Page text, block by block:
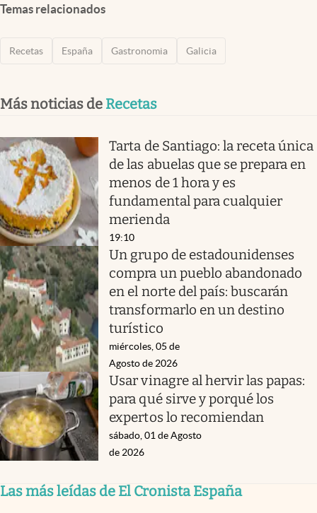
Temas relacionados
Recetas España Gastronomia Galicia
Más noticias de Recetas
Tarta de Santiago: la receta única
de las abuelas que se prepara en
menos de 1 hora y es
fundamental para cualquier
merienda
19:10
Un grupo de estadounidenses
compra un pueblo abandonado
en el norte del país: buscarán
transformarlo en un destino
turístico
miércoles, 05 de
Agosto de 2026
Usar vinagre al hervir las papas:
para qué sirve y porqué los
expertos lo recomiendan
sábado, 01 de Agosto
de 2026
Las más leídas de El Cronista España